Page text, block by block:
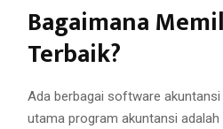
Bagaimana
Terbaik?
Ada berbagai software
utama program akuntansi adalah